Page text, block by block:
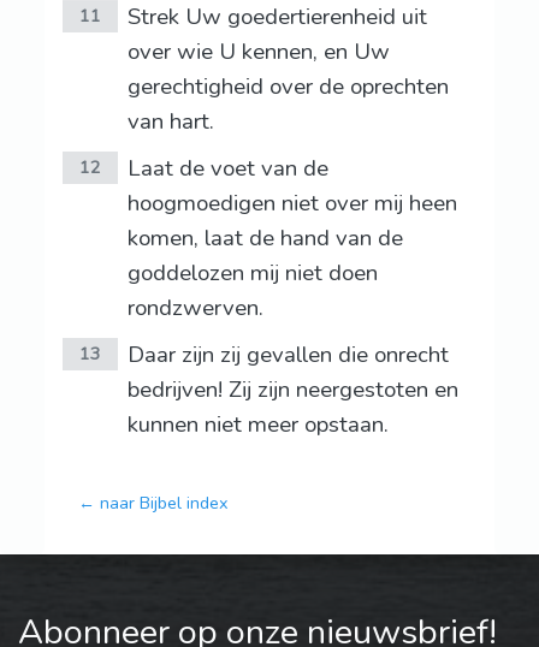
11
Strek Uw goedertierenheid uit
over wie U kennen, en Uw
gerechtigheid over de oprechten
van hart.
12
Laat de voet van de
hoogmoedigen niet over mij heen
komen, laat de hand van de
goddelozen mij niet doen
rondzwerven.
13
Daar zijn zij gevallen die onrecht
bedrijven! Zij zijn neergestoten en
kunnen niet meer opstaan.
← naar Bijbel index
Abonneer op onze nieuwsbrief!